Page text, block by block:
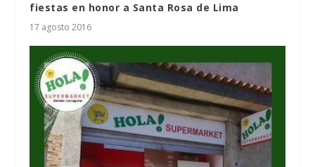
fiestas en honor a Santa Rosa de Lima
17 agosto 2016